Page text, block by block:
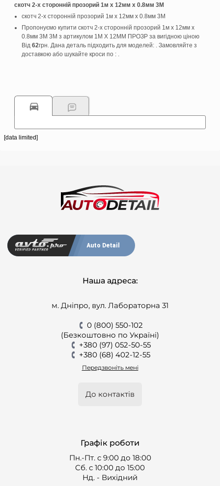
скотч 2-х сторонній прозорий 1м х 12мм х 0.8мм 3М
скотч 2-х сторонній прозорий 1м х 12мм х 0.8мм 3М
Пропонуємо купити скотч 2-х сторонній прозорий 1м х 12мм х
0.8мм 3М 3M з артикулом 1М Х 12ММ ПРОЗР за вигідною ціною
Від 62грн. Дана деталь підходить для моделей: . Замовляйте з
доставкою або шукайте кроси по : .
[data limited]
Auto Detail
Наша адреса:
м. Дніпро, вул. Лабораторна 31
0 (800) 550-102
(Безкоштовно по Україні)
+380 (97) 052-50-55
+380 (68) 402-12-55
Передзвоніть мені
До контактів
Графік роботи
Пн.-Пт. с 9:00 до 18:00
Cб. с 10:00 до 15:00
Нд. - Вихідний